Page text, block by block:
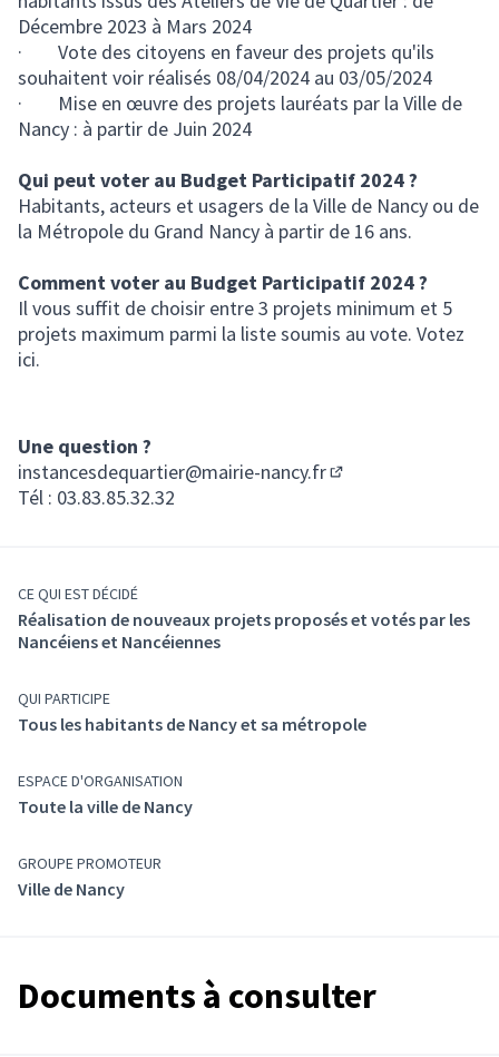
Décembre 2023 à Mars 2024
· Vote des citoyens en faveur des projets qu'ils
souhaitent voir réalisés 08/04/2024 au 03/05/2024
· Mise en œuvre des projets lauréats par la Ville de
Nancy : à partir de Juin 2024
Qui peut voter au Budget Participatif 2024 ?
Habitants, acteurs et usagers de la Ville de Nancy ou de
la Métropole du Grand Nancy à partir de 16 ans.
Comment voter au Budget Participatif 2024 ?
Il vous suffit de choisir entre 3 projets minimum et 5
projets maximum parmi la liste soumis au vote. Votez
ici.
Une question ?
instancesdequartier@mairie-nancy.fr
Tél : 03.83.85.32.32
CE QUI EST DÉCIDÉ
Réalisation de nouveaux projets proposés et votés par les
Nancéiens et Nancéiennes
QUI PARTICIPE
Tous les habitants de Nancy et sa métropole
ESPACE D'ORGANISATION
Toute la ville de Nancy
GROUPE PROMOTEUR
Ville de Nancy
Documents à consulter